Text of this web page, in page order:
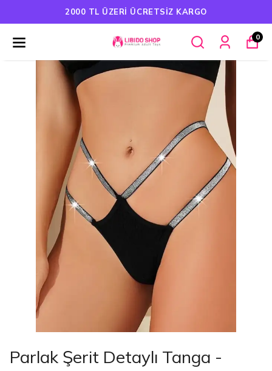
2000 TL ÜZERI ÜCRETSIZ KARGO
0
Parlak Şerit Detaylı Tanga -